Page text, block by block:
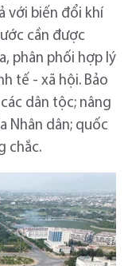
với biến đổi khí
cần được
phân phối hợp lý
tế - xã hội. Bảo
dân tộc; nâng
Nhân dân; quốc
chắc.